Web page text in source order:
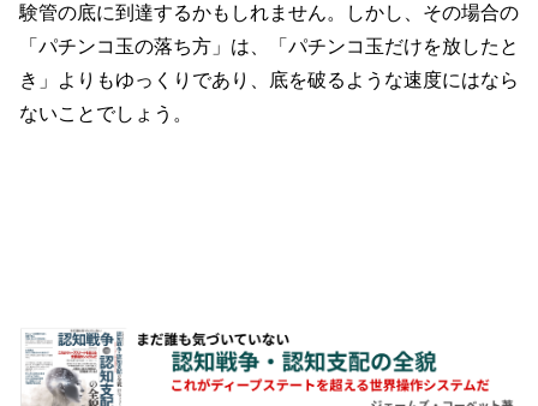
験管の底に到達するかもしれません。しかし、その場合の
「パチンコ玉の落ち方」は、「パチンコ玉だけを放したと
き」よりもゆっくりであり、底を破るような速度にはなら
ないことでしょう。